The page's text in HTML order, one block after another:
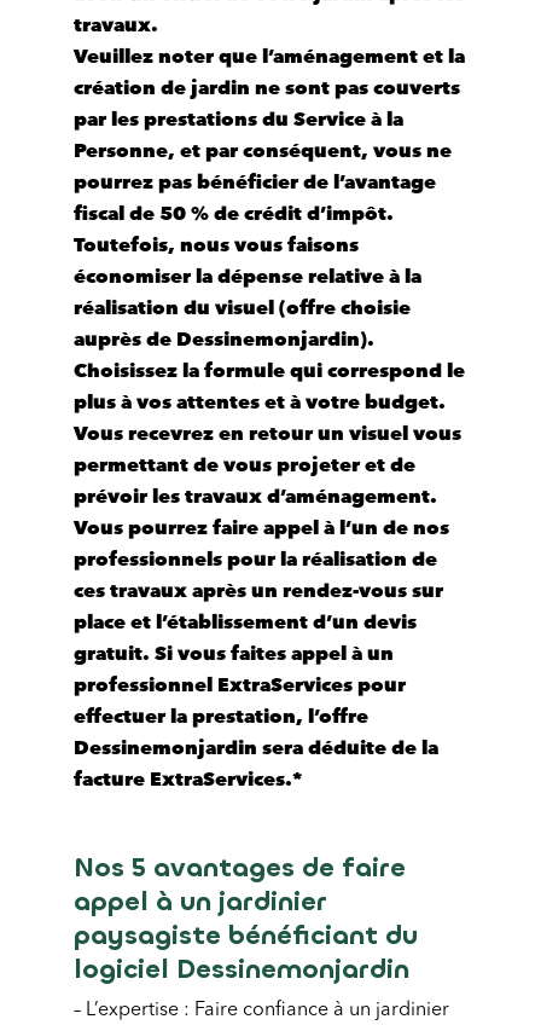
travaux.
Veuillez noter que l’aménagement et la
création de jardin ne sont pas couverts
par les prestations du Service à la
Personne, et par conséquent, vous ne
pourrez pas bénéficier de l’avantage
fiscal de 50 % de crédit d’impôt.
Toutefois, nous vous faisons
économiser la dépense relative à la
réalisation du visuel (offre choisie
auprès de Dessinemonjardin).
Choisissezla formule qui correspond le
plus à vos attentes et à votre budget.
Vous recevrez en retour un visuel vous
permettant de vous projeter et de
prévoir les travaux d’aménagement.
Vous pourrez faire appel à l’un de nos
professionnels pour la réalisation de
ces travaux après un rendez-vous sur
place et l’établissement d’un devis
gratuit. Si vous faites appel àun
professionnel ExtraServices pour
effectuer la prestation, l’offre
Dessinemonjardin sera déduite de la
facture ExtraServices.*
Nos 5 avantages de faire
appel à un jardinier
paysagiste bénéficiant du
logiciel Dessinemonjardin
– L’expertise : Faire confiance à un jardinier